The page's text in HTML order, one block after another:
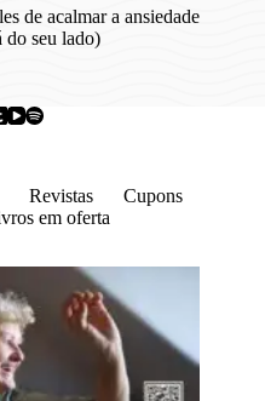
de acalmar a ansiedade
do seu lado)
Revistas
Cupons
em oferta